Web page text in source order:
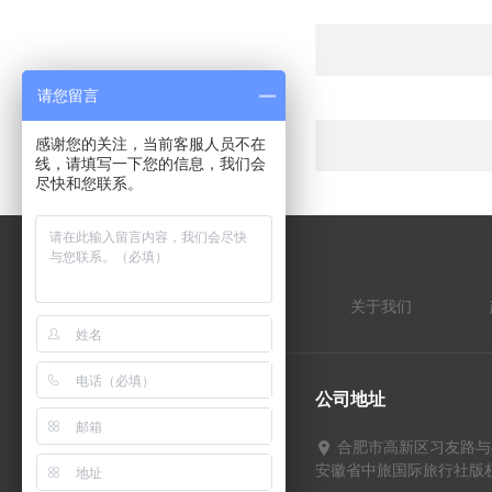
快捷导航 首页 关于我们
联系我们 公司地址
合肥市高新区习友路
安徽省中旅国际旅行社版
请您留言
感谢您的关注，当前客服人员不在
线，请填写一下您的信息，我们会
尽快和您联系。